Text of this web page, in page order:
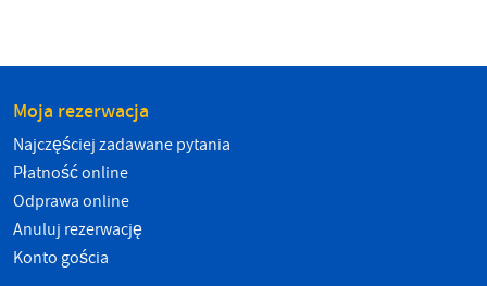
Moja rezerwacja
Najczęściej zadawane pytania
Płatność online
Odprawa online
Anuluj rezerwację
Konto gościa